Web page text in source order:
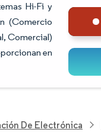
Hi-Fi y
(Comercio
Comercial)
en
De Electrónica